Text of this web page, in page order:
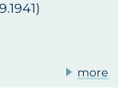
more